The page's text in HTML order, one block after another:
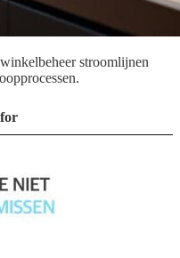
stroomlijnen